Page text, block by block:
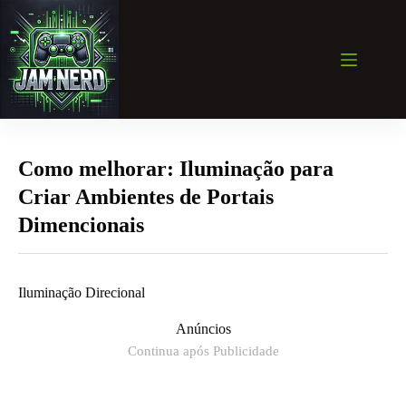
para
conteúdo
Como melhorar: Iluminação para
Criar Ambientes de Portais
Dimencionais
Iluminação Direcional
Anúncios
Continua após Publicidade